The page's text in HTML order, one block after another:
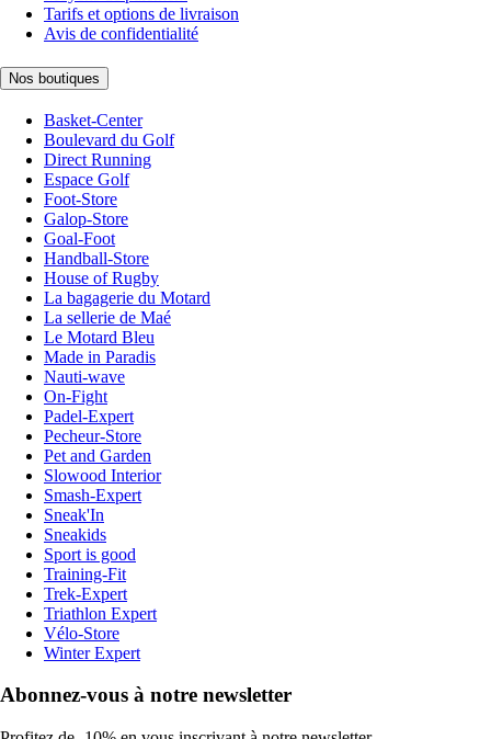
Tarifs et options de livraison
Avis de confidentialité
Nos boutiques
Basket-Center
Boulevard du Golf
Direct Running
Espace Golf
Foot-Store
Galop-Store
Goal-Foot
Handball-Store
House of Rugby
La bagagerie du Motard
La sellerie de Maé
Le Motard Bleu
Made in Paradis
Nauti-wave
On-Fight
Padel-Expert
Pecheur-Store
Pet and Garden
Slowood Interior
Smash-Expert
Sneak'In
Sneakids
Sport is good
Training-Fit
Trek-Expert
Triathlon Expert
Vélo-Store
Winter Expert
Abonnez-vous à notre newsletter